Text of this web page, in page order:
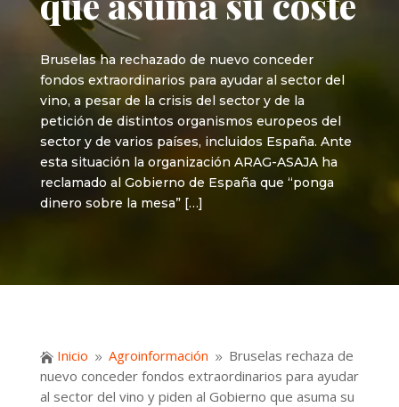
Bruselas ha rechazado de nuevo conceder
fondos extraordinarios para ayudar al sector del
vino, a pesar de la crisis del sector y de la
petición de distintos organismos europeos del
sector y de varios países, incluidos España. Ante
esta situación la organización ARAG-ASAJA ha
reclamado al Gobierno de España que “ponga
dinero sobre la mesa” […]
 Inicio 9 Agroinformación 9 Bruselas rechaza de
nuevo conceder fondos extraordinarios para ayudar
al sector del vino y piden al Gobierno que asuma su